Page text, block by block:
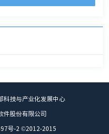
科技与产业化发展中心
件股份有限公司
号-2 ©2012-2015